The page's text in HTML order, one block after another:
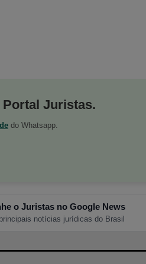
Juristas.
do Whatsapp.
o Juristas no Google News
notícias jurídicas do Brasil